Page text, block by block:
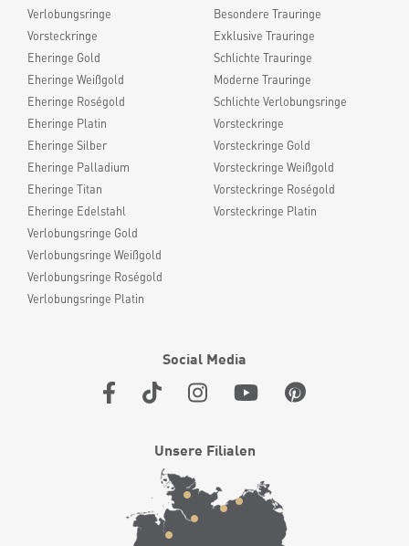
Verlobungsringe
Vorsteckringe
Eheringe Gold
Eheringe Weißgold
Eheringe Roségold
Eheringe Platin
Eheringe Silber
Eheringe Palladium
Eheringe Titan
Eheringe Edelstahl
Verlobungsringe Gold
Verlobungsringe Weißgold
Verlobungsringe Roségold
Verlobungsringe Platin
Besondere Trauringe
Exklusive Trauringe
Schlichte Trauringe
Moderne Trauringe
Schlichte Verlobungsringe
Vorsteckringe
Vorsteckringe Gold
Vorsteckringe Weißgold
Vorsteckringe Roségold
Vorsteckringe Platin
Social Media
Unsere Filialen